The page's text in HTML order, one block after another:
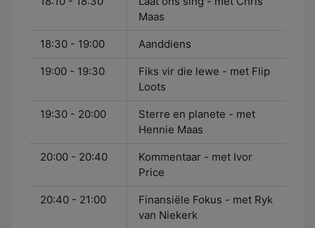
Maas
18:30 - 19:00 Aanddiens
19:00 - 19:30
Fiks vir die lewe - met Flip
Loots
19:30 - 20:00
Sterre en planete - met
Hennie Maas
20:00 - 20:40
Kommentaar - met Ivor
Price
20:40 - 21:00
Finansiële Fokus - met Ryk
van Niekerk